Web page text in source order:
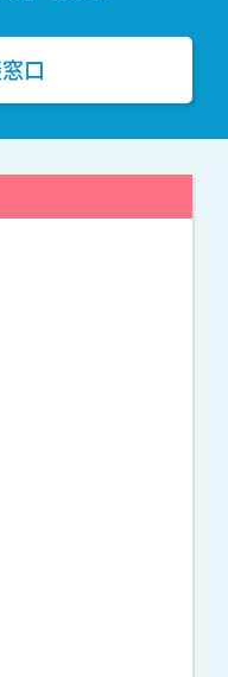
口